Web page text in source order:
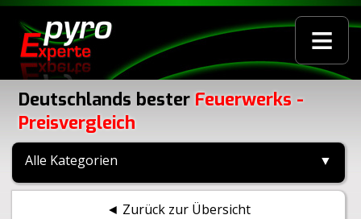
≡
Deutschlands bester Feuerwerks -
Preisvergleich
Alle Kategorien ▼
◄ Zurück zur Übersicht